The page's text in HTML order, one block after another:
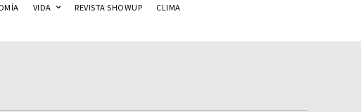
VIDA REVISTA SHOWUP CLIMA